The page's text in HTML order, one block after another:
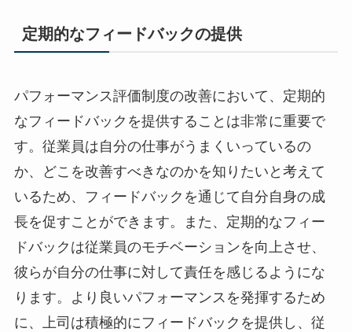
定期的なフィードバックの提供
パフォーマンス評価制度の改善において、定期的
なフィードバックを提供することは非常に重要で
す。従業員は自分の仕事がうまくいっているの
か、どこを改善すべきなのかを知りたいと考えて
いるため、フィードバックを通じて自分自身の成
長を促すことができます。また、定期的なフィー
ドバックは従業員のモチベーションを向上させ、
彼らが自分の仕事に対して責任を感じるようにな
ります。より良いパフォーマンスを発揮するため
に、上司は積極的にフィードバックを提供し、従